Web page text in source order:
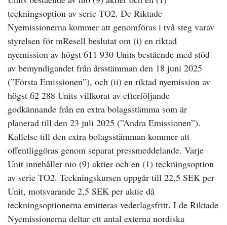
teckningsoption av serie TO2. De Riktade
Nyemissionerna kommer att genomföras i två steg varav
styrelsen för mResell beslutat om (i) en riktad
nyemission av högst 611 930 Units bestående med stöd
av bemyndigandet från årsstämman den 18 juni 2025
(”Första Emissionen”), och (ii) en riktad nyemission av
högst 62 288 Units villkorat av efterföljande
godkännande från en extra bolagsstämma som är
planerad till den 23 juli 2025 (”Andra Emissionen”).
Kallelse till den extra bolagsstämman kommer att
offentliggöras genom separat pressmeddelande. Varje
Unit innehåller nio (9) aktier och en (1) teckningsoption
av serie TO2. Teckningskursen uppgår till 22,5 SEK per
Unit, motsvarande 2,5 SEK per aktie då
teckningsoptionerna emitteras vederlagsfritt. I de Riktade
Nyemissionerna deltar ett antal externa nordiska